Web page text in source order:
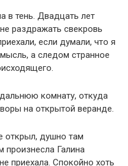
в тень. Двадцать лет
раздражать свекровь
если думали, что я
а следом странное
комнату, откуда
на открытой веранде.
душно там
Галина
приехала. Спокойно хоть